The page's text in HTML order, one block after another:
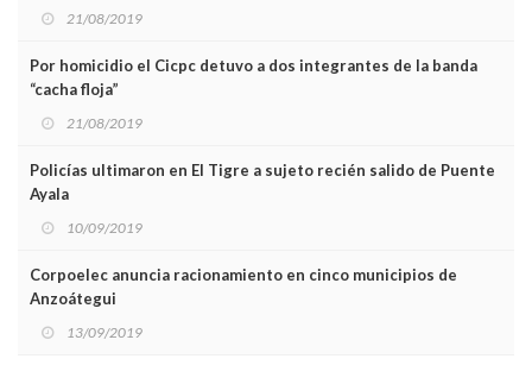
21/08/2019
Por homicidio el Cicpc detuvo a dos integrantes de la banda
“cacha floja”
21/08/2019
Policías ultimaron en El Tigre a sujeto recién salido de Puente
Ayala
10/09/2019
Corpoelec anuncia racionamiento en cinco municipios de
Anzoátegui
13/09/2019